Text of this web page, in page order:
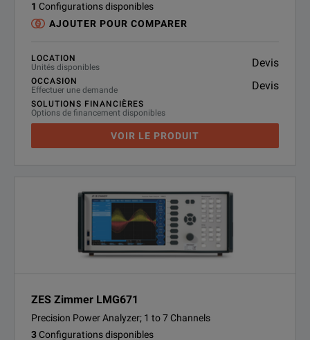
1 Configurations disponibles
AJOUTER POUR COMPARER
LOCATION
Unités disponibles
Devis
OCCASION
Effectuer une demande
Devis
SOLUTIONS FINANCIÈRES
Options de financement disponibles
VOIR LE PRODUIT
ZES Zimmer LMG671
Precision Power Analyzer; 1 to 7 Channels
3 Configurations disponibles